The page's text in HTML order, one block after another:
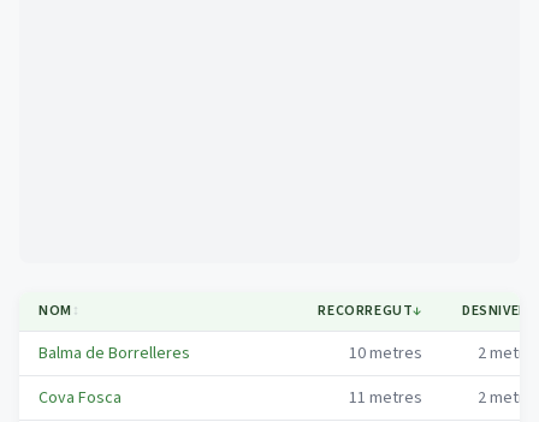
NOM ↕ RECORREGUT↓ DESNIVELL
Balma de Borrelleres 10metres 2
Cova Fosca
11 metres 2